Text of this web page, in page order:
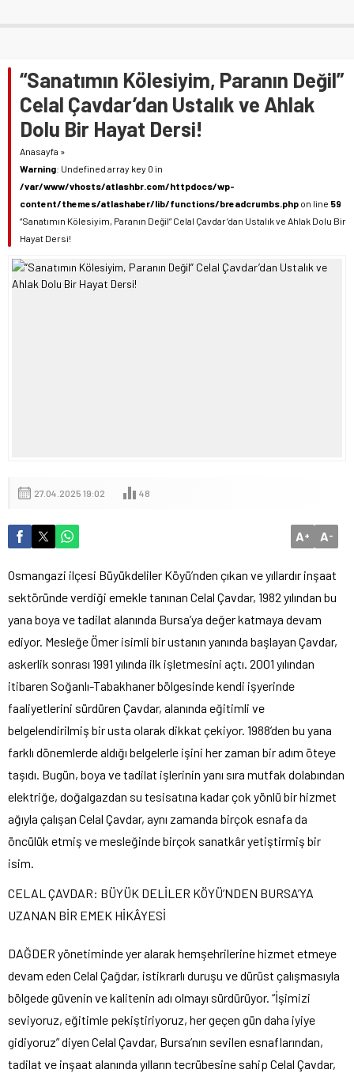
“Sanatımın Kölesiyim, Paranın Değil”
Celal Çavdar’dan Ustalık ve Ahlak
Dolu Bir Hayat Dersi!
Anasayfa »
Warning: Undefined array key 0 in
/var/www/vhosts/atlashbr.com/httpdocs/wp-
content/themes/atlashaber/lib/functions/breadcrumbs.php on line 59
“Sanatımın Kölesiyim, Paranın Değil” Celal Çavdar’dan Ustalık ve Ahlak Dolu Bir
Hayat Dersi!
27.04.2025 19:02 48
A+ A-
Osmangazi ilçesi Büyükdeliler Köyü’nden çıkan ve yıllardır inşaat
sektöründe verdiği emekle tanınan Celal Çavdar, 1982 yılından bu
yana boya ve tadilat alanında Bursa’ya değer katmaya devam
ediyor. Mesleğe Ömer isimli bir ustanın yanında başlayan Çavdar,
askerlik sonrası 1991 yılında ilk işletmesini açtı. 2001 yılından
itibaren Soğanlı-Tabakhaner bölgesinde kendi işyerinde
faaliyetlerini sürdüren Çavdar, alanında eğitimli ve
belgelendirilmiş bir usta olarak dikkat çekiyor. 1988’den bu yana
farklı dönemlerde aldığı belgelerle işini her zaman bir adım öteye
taşıdı. Bugün, boya ve tadilat işlerinin yanı sıra mutfak dolabından
elektriğe, doğalgazdan su tesisatına kadar çok yönlü bir hizmet
ağıyla çalışan Celal Çavdar, aynı zamanda birçok esnafa da
öncülük etmiş ve mesleğinde birçok sanatkâr yetiştirmiş bir
isim.
CELAL ÇAVDAR: BÜYÜK DELİLER KÖYÜ’NDEN BURSA’YA
UZANAN BİR EMEK HİKÂYESİ
DAĞDER yönetiminde yer alarak hemşehrilerine hizmet etmeye
devam eden Celal Çağdar, istikrarlı duruşu ve dürüst çalışmasıyla
bölgede güvenin ve kalitenin adı olmayı sürdürüyor. “İşimizi
seviyoruz, eğitimle pekiştiriyoruz, her geçen gün daha iyiye
gidiyoruz” diyen Celal Çavdar, Bursa’nın sevilen esnaflarından,
tadilat ve inşaat alanında yılların tecrübesine sahip Celal Çavdar,